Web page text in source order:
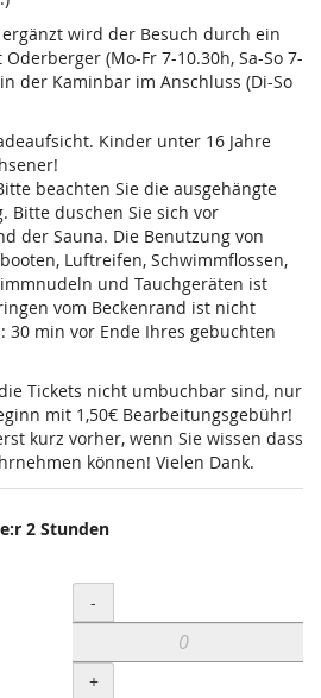
wird der Besuch durch ein
(Mo-Fr 7-10.30h, Sa-So 7-
der Kaminbar im Anschluss (Di-So
Kinder unter 16 Jahre
beachten Sie die ausgehängte
Bitte duschen Sie sich vor
der Sauna. Die Benutzung von
Luftreifen, Schwimmflossen,
und Tauchgeräten ist
vom Beckenrand ist nicht
30 min vor Ende Ihres gebuchten
Tickets nicht umbuchbar sind, nur
mit 1,50€ Bearbeitungsgebühr!
kurz vorher, wenn Sie wissen dass
können! Vielen Dank.
2 Stunden
Menge
-
+